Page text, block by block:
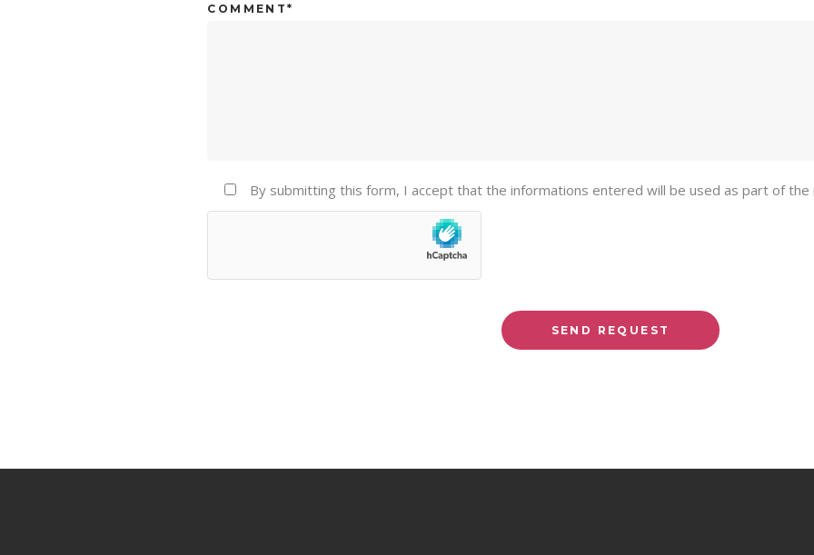
COMMENT*
By submitting this form, I accept that the informations entered will be used as part of